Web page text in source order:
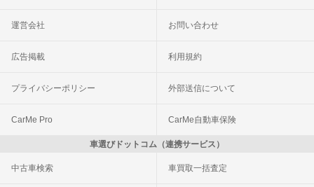
運営会社 お問い合わせ
広告掲載 利用規約
プライバシーポリシー 外部送信について
CarMe Pro CarMe自動車保険
車選びドットコム（連携サービス）
中古車検索 車買取一括査定